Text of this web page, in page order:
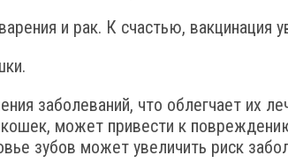
и рак. К счастью, вакцинация
заболеваний, что облегчает их
может привести к
зубов может увеличить риск